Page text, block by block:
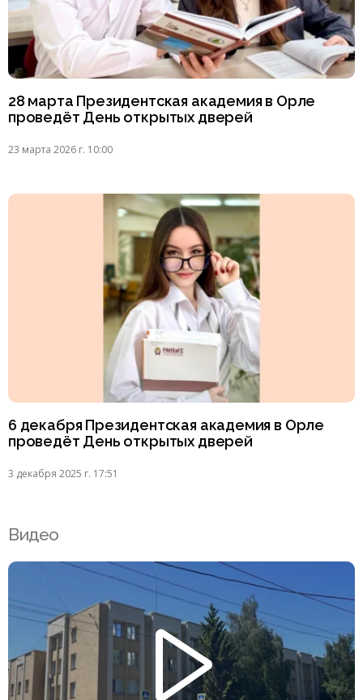
28 марта Президентская академия в Орле
проведёт День открытых дверей
23 марта 2026 г. 10:00
6 декабря Президентская академия в Орле
проведёт День открытых дверей
3 декабря 2025 г. 17:51
Видео